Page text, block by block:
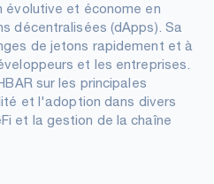
évolutive et économe en
décentralisées (dApps). Sa
de jetons rapidement et à
et les entreprises.
sur les principales
et l'adoption dans divers
et la gestion de la chaîne